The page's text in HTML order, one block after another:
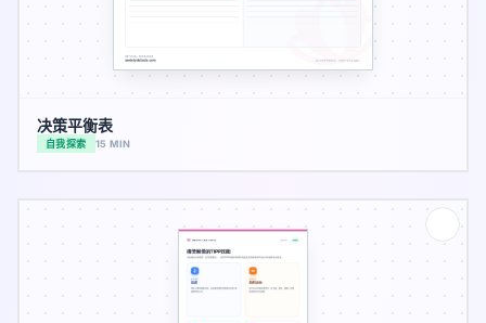
决策平衡表
自我探索 15 MIN